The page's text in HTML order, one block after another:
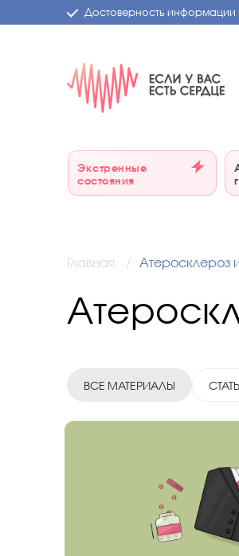
Достоверность информации
Экстренные
состояния
Главная Атеросклероз
ВСЕ МАТЕРИАЛЫ